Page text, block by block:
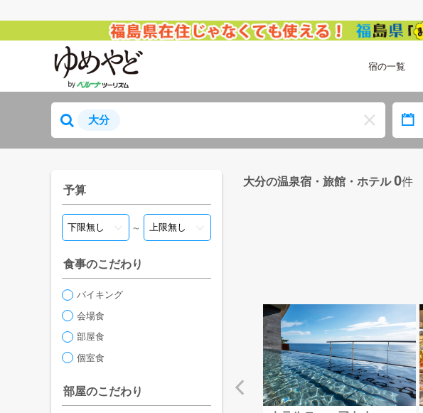
宿の一覧
大分
予算
～
食事のこだわり
バイキング
会場食
部屋食
個室食
部屋のこだわり
大分の温泉宿・旅館・ホテル0件